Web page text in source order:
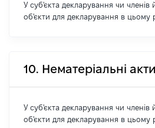
У суб'єкта декларування чи членів
об'єкти для декларування в цьому
10. Нематеріальні
У суб'єкта декларування чи членів
об'єкти для декларування в цьому